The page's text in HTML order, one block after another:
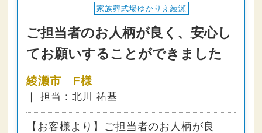
家族葬式場ゆかりえ綾瀬
ご担当者のお人柄が良く、安心し
てお願いすることができました
綾瀬市 F様
｜ 担当：北川 祐基
【お客様より】ご担当者のお人柄が良